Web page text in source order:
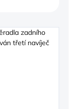
zadního
třetí navíječ